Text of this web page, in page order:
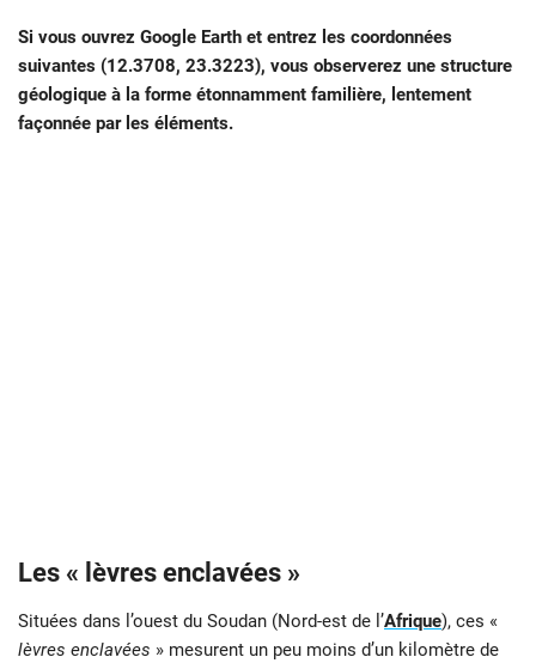
Si vous ouvrez Google Earth et entrez les coordonnées
suivantes (12.3708, 23.3223), vous observerez une structure
géologique à la forme étonnamment familière, lentement
façonnée par les éléments.
Les « lèvres enclavées »
Situées dans l’ouest du Soudan (Nord-est de l’Afrique), ces «
lèvres enclavées » mesurent un peu moins d’un kilomètre de